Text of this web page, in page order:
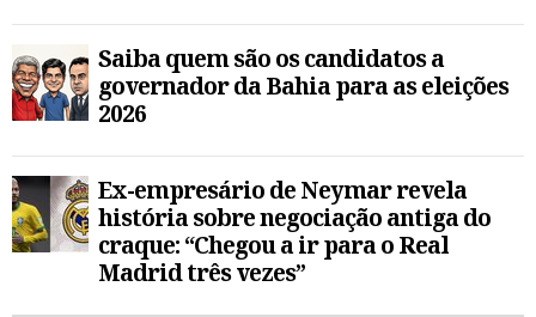
Saiba quem são os candidatos a
governador da Bahia para as eleições
2026
Ex-empresário de Neymar revela
história sobre negociação antiga do
craque: “Chegou a ir para o Real
Madrid três vezes”